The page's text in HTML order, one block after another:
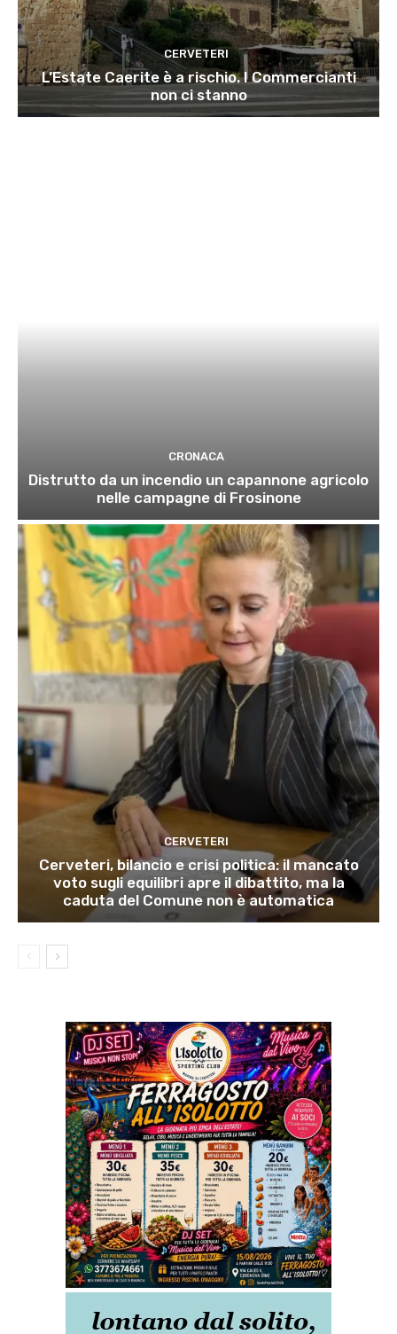
CERVETERI
L’Estate Caerite è a rischio. I Commercianti
non ci stanno
CRONACA
Distrutto da un incendio un capannone agricolo
nelle campagne di Frosinone
CERVETERI
Cerveteri, bilancio e crisi politica: il mancato
voto sugli equilibri apre il dibattito, ma la
caduta del Comune non è automatica